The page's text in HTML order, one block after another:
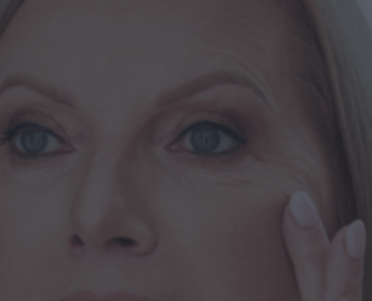
con trattamenti mirati". La perdita
inoltre, consente a molti pazienti di
estetici che prima non erano possibili:
di peso importante, i pazienti diventano
per interventi chirurgici. Questo
o risultati migliorati con liposuzione e